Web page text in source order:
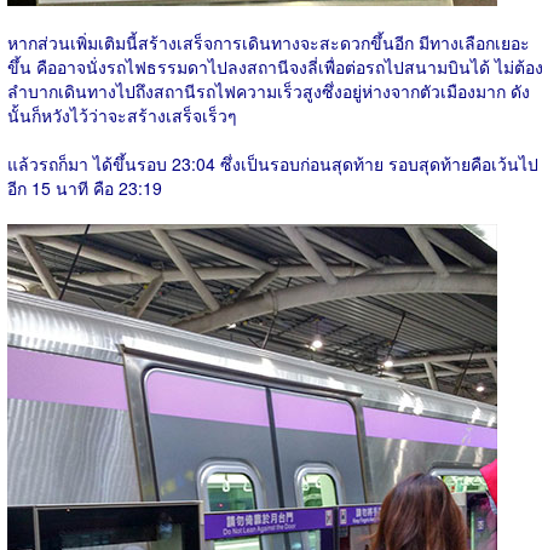
หากส่วนเพิ่มเติมนี้สร้างเสร็จการเดินทางจะสะดวกขึ้นอีก มีทางเลือกเยอะ
ขึ้น คืออาจนั่งรถไฟธรรมดาไปลงสถานีจงลี่เพื่อต่อรถไปสนามบินได้ ไม่ต้อง
ลำบากเดินทางไปถึงสถานีรถไฟความเร็วสูงซึ่งอยู่ห่างจากตัวเมืองมาก ดัง
นั้นก็หวังไว้ว่าจะสร้างเสร็จเร็วๆ
แล้วรถก็มา ได้ขึ้นรอบ 23:04 ซึ่งเป็นรอบก่อนสุดท้าย รอบสุดท้ายคือเว้นไป
อีก 15 นาที คือ 23:19